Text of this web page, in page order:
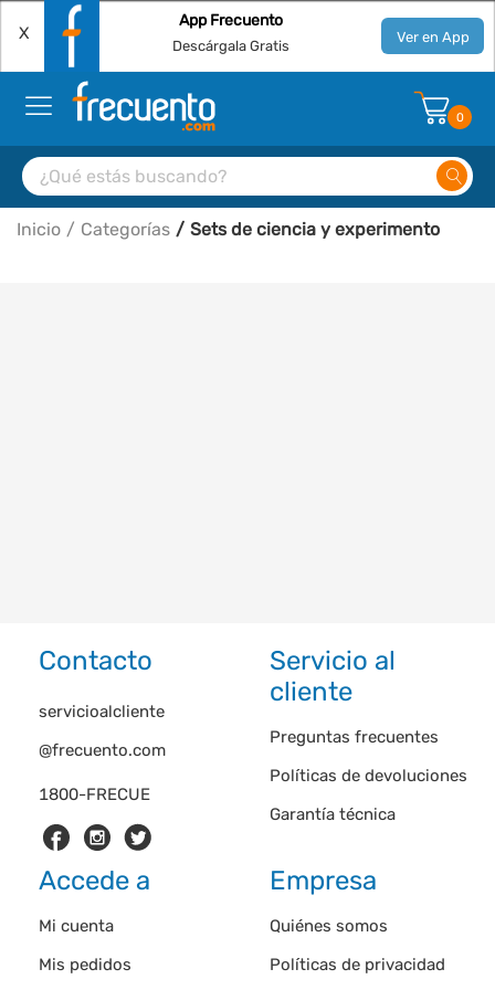
X
App Frecuento
Descárgala Gratis Ver en App
0
Inicio Categorías Sets de ciencia y experimento
Contacto
1800-FRECUE
servicioalcliente
@frecuento.com
Servicio al
cliente
Preguntas frecuentes
Políticas de devoluciones
Garantía técnica
Accede a
Mi cuenta
Mis pedidos
Empresa
Quiénes somos
Políticas de privacidad